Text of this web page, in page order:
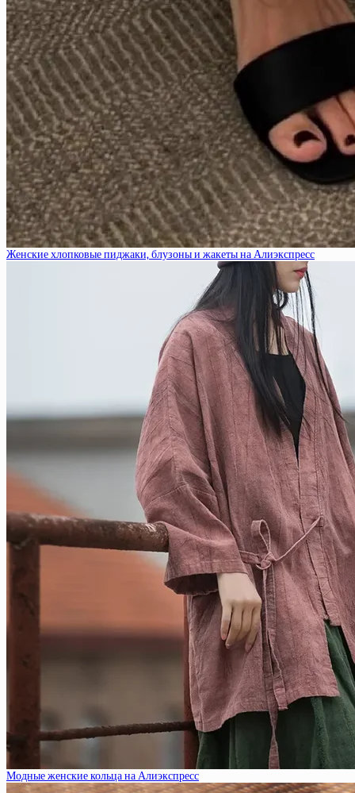
Женские хлопковые пиджаки, блузоны и жакеты на Алиэкспресс
Модные женские кольца на Алиэкспресс